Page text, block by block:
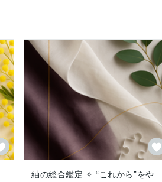
、
たばかりだから。
経験や
は、
いね。
くデザインできたら嬉しいです。
紬の総合鑑定 ✧ “これから”をや